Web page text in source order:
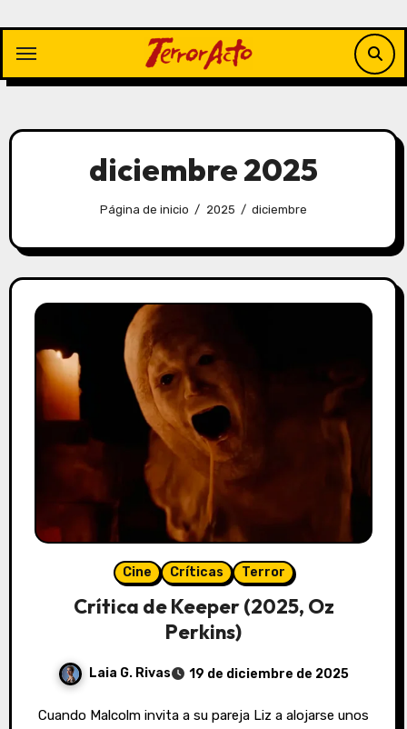
contenido
diciembre 2025
Página de inicio 2025 diciembre
Cine Críticas Terror
Crítica de Keeper (2025, Oz
Perkins)
Laia G. Rivas 19 de diciembre de 2025
Cuando Malcolm invita a su pareja Liz a alojarse unos